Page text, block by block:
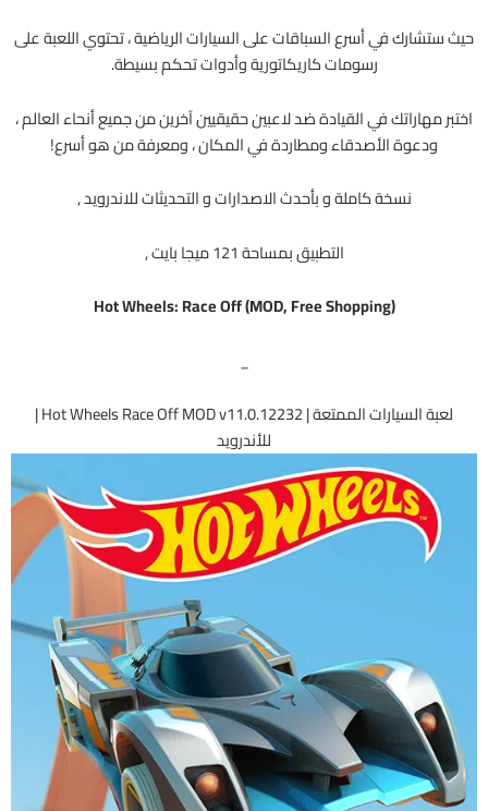
حيث ستشارك في أسرع السباقات على السيارات الرياضية ، تحتوي اللعبة على
رسومات كاريكاتورية وأدوات تحكم بسيطة.
اختبر مهاراتك في القيادة ضد لاعبين حقيقيين آخرين من جميع أنحاء العالم ،
ودعوة الأصدقاء ومطاردة في المكان ، ومعرفة من هو أسرع!
نسخة كاملة و بأحدث الاصدارات و التحديثات للاندرويد ,
التطبيق بمساحة 121 ميجا بايت ,
Hot Wheels: Race Off (MOD, Free Shopping)
_
لعبة السيارات الممتعة | Hot Wheels Race Off MOD v11.0.12232 |
للأندرويد